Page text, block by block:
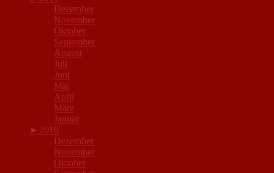
Dezember
November
Oktober
September
August
Juli
Juni
Mai
April
März
Januar
► 2010
Dezember
November
Oktober